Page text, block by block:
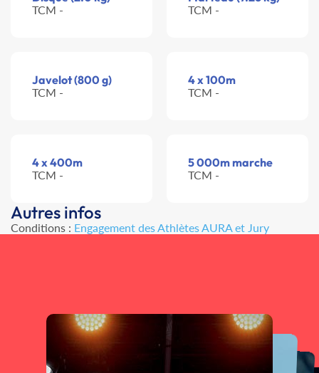
TCM - TCM -
Javelot (800 g)
TCM -
4 x 100m
TCM -
4 x 400m
TCM -
5 000m marche
TCM -
Autres infos
Conditions : Engagement des Athlètes AURA et Jury